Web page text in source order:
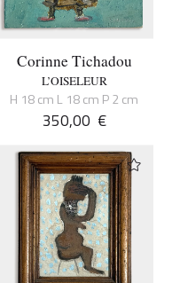
Corinne Tichadou
L’OISELEUR
H 18 cm L 18 cm P 2 cm
350,00 €